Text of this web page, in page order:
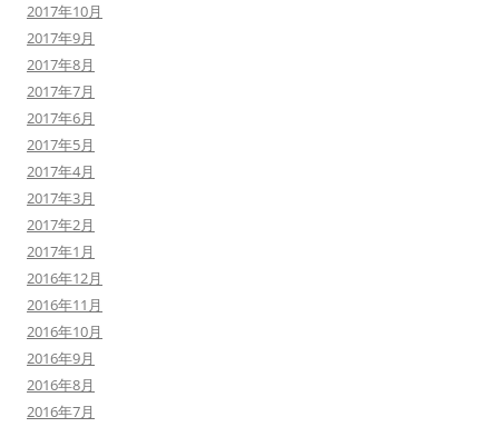
2017年10月
2017年9月
2017年8月
2017年7月
2017年6月
2017年5月
2017年4月
2017年3月
2017年2月
2017年1月
2016年12月
2016年11月
2016年10月
2016年9月
2016年8月
2016年7月